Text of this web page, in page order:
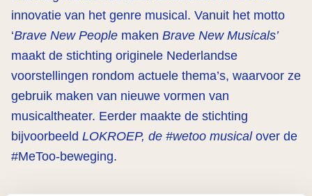
innovatie van het genre musical. Vanuit het motto
‘Brave New People maken Brave New Musicals’
maakt de stichting originele Nederlandse
voorstellingen rondom actuele thema’s, waarvoor ze
gebruik maken van nieuwe vormen van
musicaltheater. Eerder maakte de stichting
bijvoorbeeld LOKROEP, de #wetoo musicalover de
#MeToo-beweging.